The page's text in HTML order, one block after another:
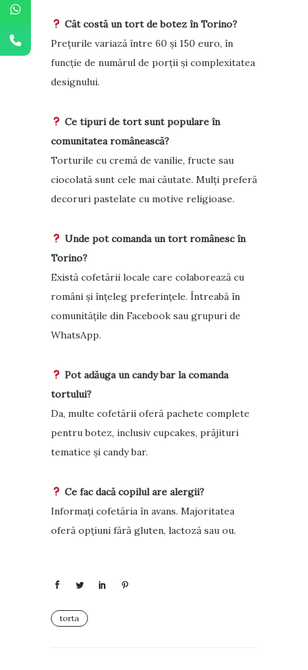
Cât costă un tort de botez în Torino?
Prețurile variază între 60 și 150 euro, în
funcție de numărul de porții și complexitatea
designului.
Ce tipuri de tort sunt populare în
comunitatea românească?
Torturile cu cremă de vanilie, fructe sau
ciocolată sunt cele mai căutate. Mulți preferă
decoruri pastelate cu motive religioase.
Unde pot comanda un tort românesc în
Torino?
Există cofetării locale care colaborează cu
români și înțeleg preferințele. Întreabă în
comunitățile din Facebook sau grupuri de
WhatsApp.
Pot adăuga un candy bar la comanda
tortului?
Da, multe cofetării oferă pachete complete
pentru botez, inclusiv cupcakes, prăjituri
tematice și candy bar.
Ce fac dacă copilul are alergii?
Informați cofetăria în avans. Majoritatea
oferă opțiuni fără gluten, lactoză sau ou.
torta